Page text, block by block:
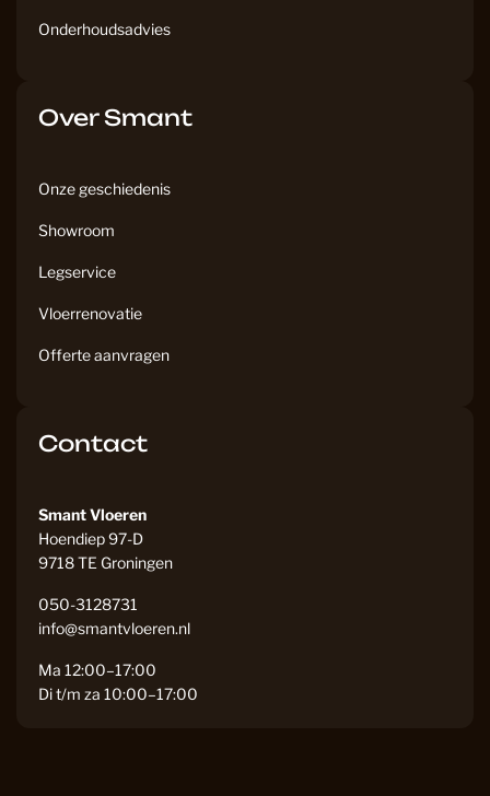
Onderhoudsadvies
Over Smant
Onze geschiedenis
Showroom
Legservice
Vloerrenovatie
Offerte aanvragen
Contact
Smant Vloeren
Hoendiep 97-D
9718 TE Groningen
050-3128731
info@smantvloeren.nl
Ma 12:00–17:00
Di t/m za 10:00–17:00